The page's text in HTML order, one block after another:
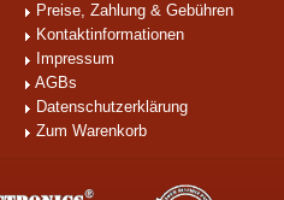
Preise, Zahlung & Gebühren
Kontaktinformationen
Impressum
AGBs
Datenschutzerklärung
Zum Warenkorb